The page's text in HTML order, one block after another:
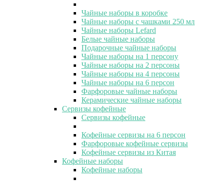
Чайные наборы в коробке
Чайные наборы с чашками 250 мл
Чайные наборы Lefard
Белые чайные наборы
Подарочные чайные наборы
Чайные наборы на 1 персону
Чайные наборы на 2 персоны
Чайные наборы на 4 персоны
Чайные наборы на 6 персон
Фарфоровые чайные наборы
Керамические чайные наборы
Сервизы кофейные
Сервизы кофейные
Кофейные сервизы на 6 персон
Фарфоровые кофейные сервизы
Кофейные сервизы из Китая
Кофейные наборы
Кофейные наборы